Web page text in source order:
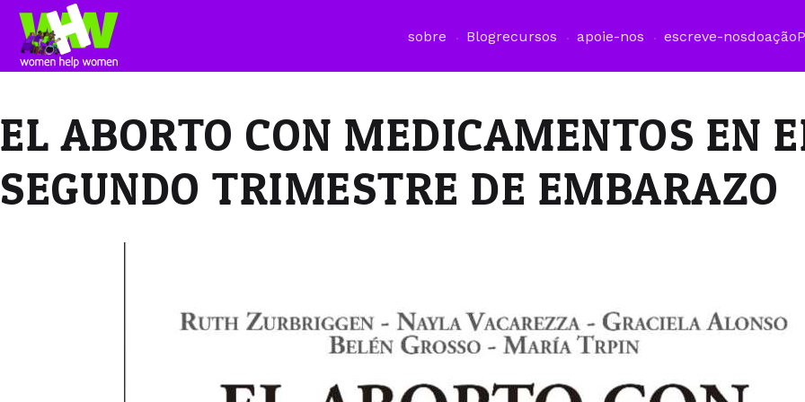
sobre Blogrecursos apoie-nos escreve-nosdoação
EL ABORTO CON MEDICAMENTOS EN
SEGUNDO TRIMESTRE DE EMBARAZO